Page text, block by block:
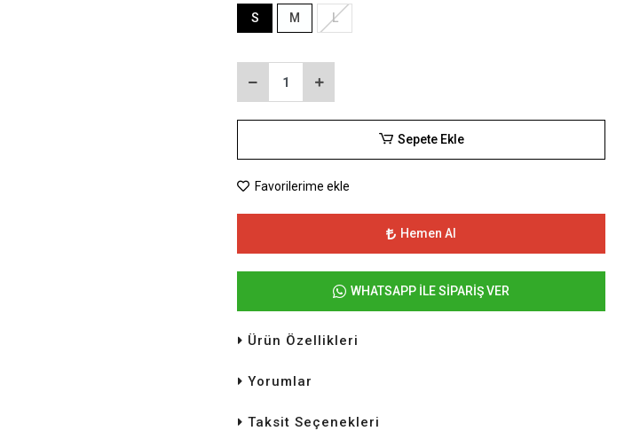
S M L
Sepete Ekle
Favorilerime ekle
Hemen Al
WHATSAPP İLE SİPARİŞ VER
Ürün Özellikleri
Yorumlar
Taksit Seçenekleri